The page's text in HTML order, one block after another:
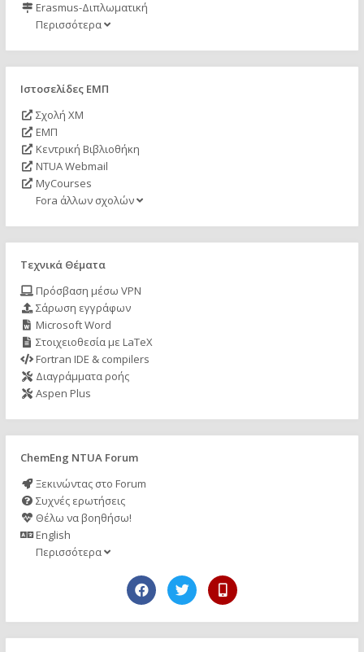
Erasmus-Διπλωματική
Περισσότερα
Ιστοσελίδες ΕΜΠ
Σχολή ΧΜ
ΕΜΠ
Κεντρική Βιβλιοθήκη
NTUA Webmail
MyCourses
Fora άλλων σχολών
Τεχνικά Θέματα
Πρόσβαση μέσω VPN
Σάρωση εγγράφων
Microsoft Word
Στοιχειοθεσία με LaTeX
Fortran IDE & compilers
Διαγράμματα ροής
Aspen Plus
ChemEng NTUA Forum
Ξεκινώντας στο Forum
Συχνές ερωτήσεις
Θέλω να βοηθήσω!
English
Περισσότερα